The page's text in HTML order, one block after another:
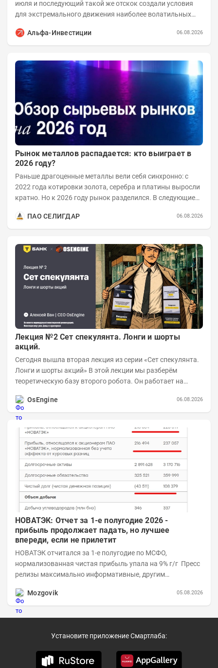
июля и последующий такой же отскок создали условия
для экстремального движения наиболее волатильных
Альфа-Инвестиции
06.08.2026
Рынок металлов распадается: кто выиграет в
2026 году?
Раньше драгоценные металлы вели себя синхронно: с
2022 года котировки золота, серебра и платины выросли
кратно. Но к 2026 году рынок разделился. В следующие
ПАО СЕЛИГДАР
06.08.2026
Лекция №2 Сет спекулянта. Лонги и шорты
акций.
Сегодня вышла вторая лекция из серии «Сет спекулянта.
Лонги и шорты акций» В этой лекции мы разберём
теоретическую базу второго робота. Он работает на
OsEngine
06.08.2026
НОВАТЭК: Отчет за 1-е полугодие 2026 -
прибыль продолжает падать, но лучшее
впереди, если не прилетит
НОВАТЭК отчитался за 1-е полугодие по МСФО,
нормализованная чистая прибыль упала на 9% г/г Пресс
релизы максимально информативные, другим
Mozgovik
05.08.2026
Установите приложение Смартлаба: